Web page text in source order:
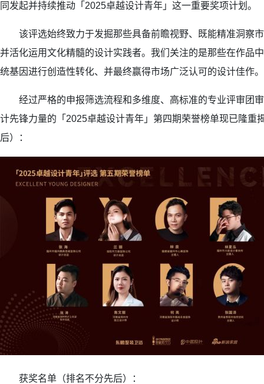
同发起并持续推动「2025卓越设计青年」这一重要奖项计划。
该评选始终致力于发掘那些具备前瞻视野、既能精准洞察市
并活化运用文化精髓的设计实践者。我们关注的是那些在作品
统基因进行创造性转化、并最终赢得市场广泛认可的设计佳作。
经过严格的申报筛选流程和多维度、高标准的专业评审团审
计先锋力量的「2025卓越设计青年」第四期荣誉榜单现已隆重
后）：
获奖名单（排名不分先后）：